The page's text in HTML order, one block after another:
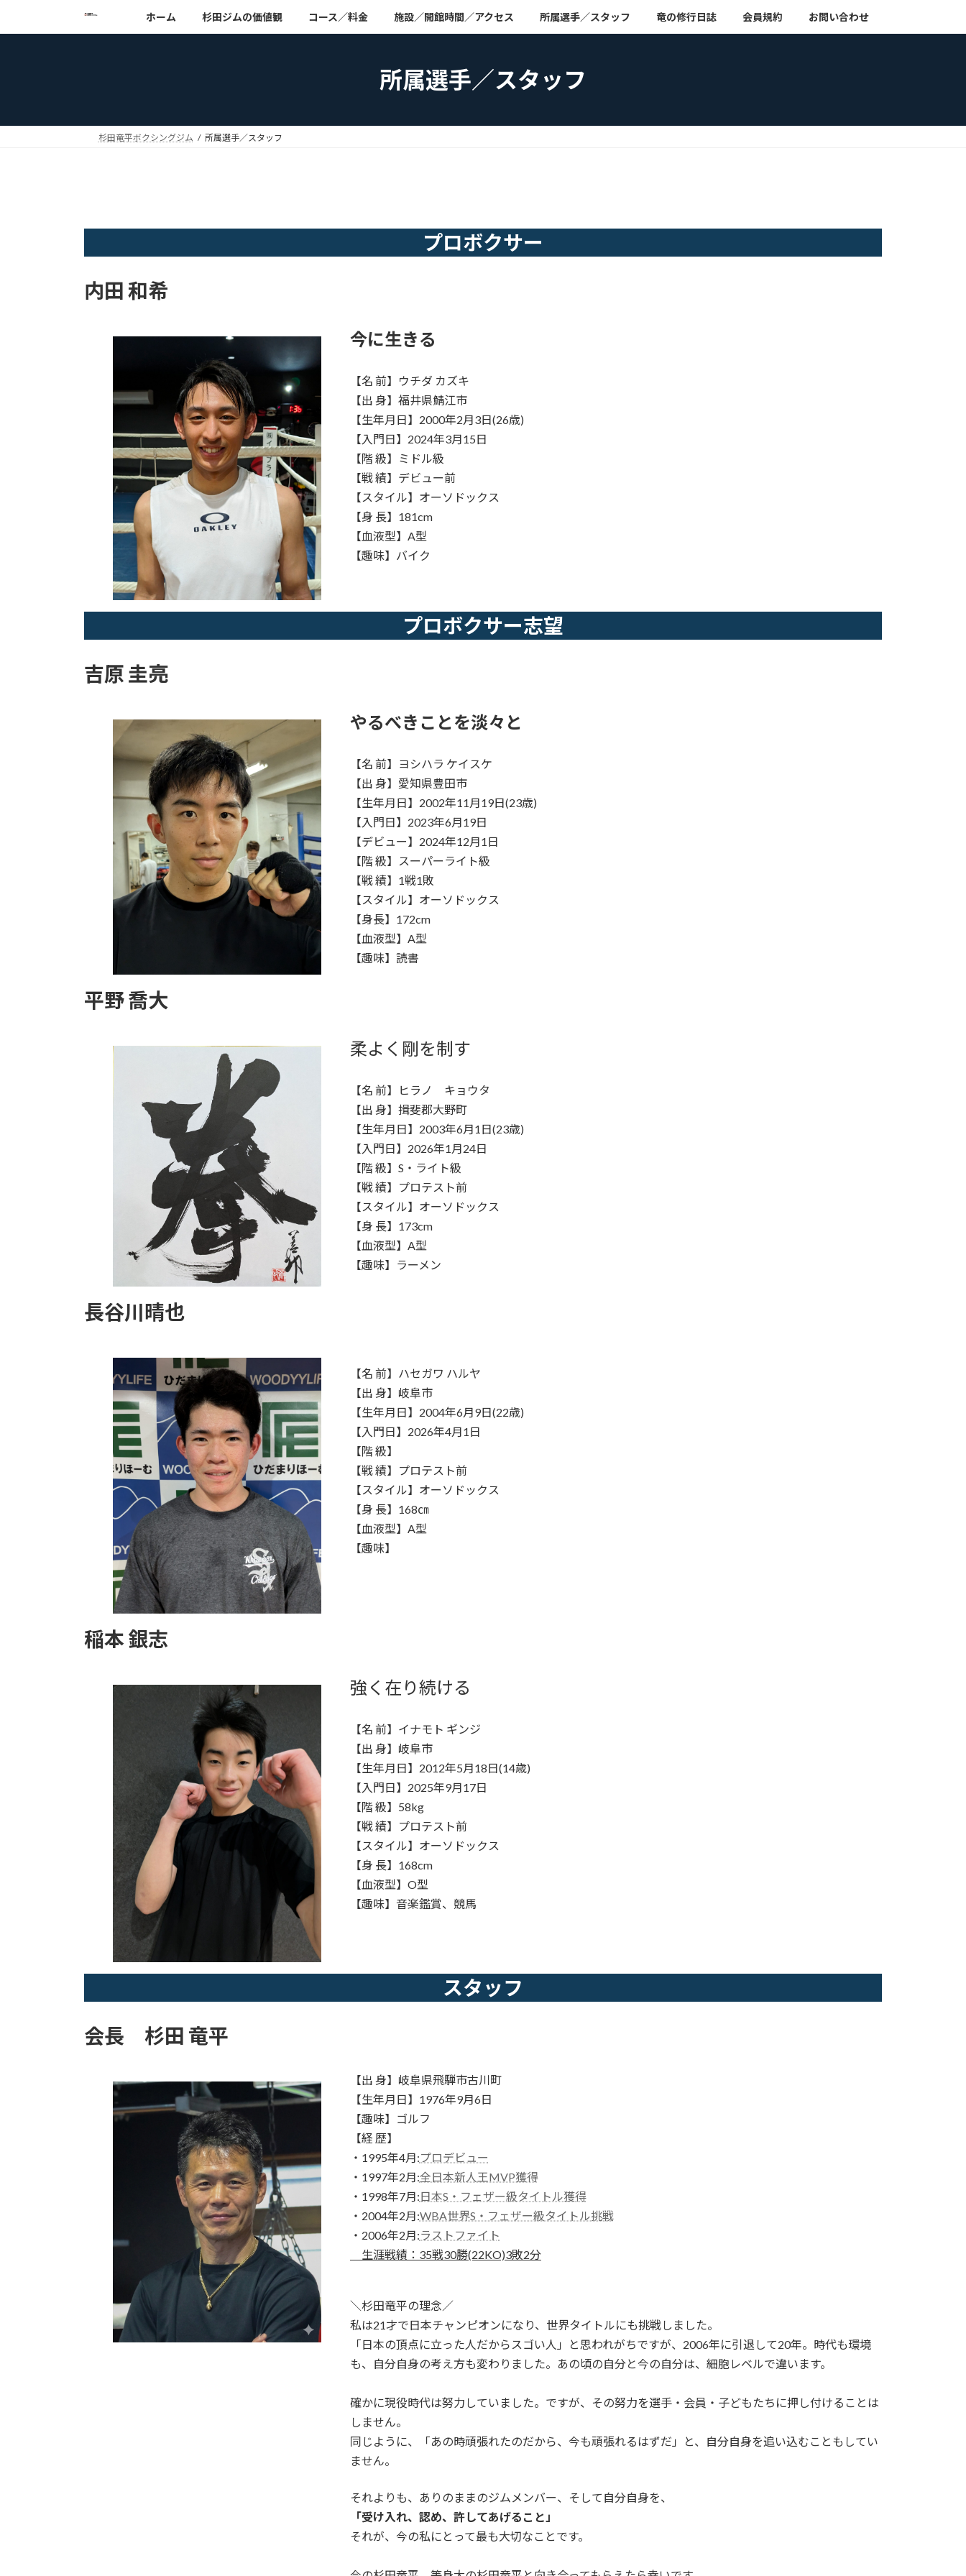
キ
に
ホーム 杉田ジムの価値観 コース／料金 施設／開館時間／アクセス 所属選手／スタッフ 竜の修行日誌 会員規約 お問い合わせ
所属選手／スタッフ
杉田竜平ボクシングジム 所属選手／スタッフ
プロボクサー
内田 和希
今に生きる
【名 前】ウチダ カズキ
【出 身】福井県鯖江市
【生年月日】2000年2月3日(26歳)
【入門日】2024年3月15日
【階 級】ミドル級
【戦 績】デビュー前
【スタイル】オーソドックス
【身 長】181cm
【血液型】A型
【趣味】バイク
プロボクサー志望
吉原 圭亮
やるべきことを淡々と
【名 前】ヨシハラ ケイスケ
【出 身】愛知県豊田市
【生年月日】2002年11月19日(23歳)
【入門日】2023年6月19日
【デビュー】2024年12月1日
【階 級】スーパーライト級
【戦 績】1戦1敗
【スタイル】オーソドックス
【身長】172cm
【血液型】A型
【趣味】読書
平野 喬大
柔よく剛を制す
【名 前】ヒラノ キョウタ
【出 身】揖斐郡大野町
【生年月日】2003年6月1日(23歳)
【入門日】2026年1月24日
【階 級】S・ライト級
【戦 績】プロテスト前
【スタイル】オーソドックス
【身 長】173cm
【血液型】A型
【趣味】ラーメン
長谷川晴也
【名 前】ハセガワ ハルヤ
【出 身】岐阜市
【生年月日】2004年6月9日(22歳)
【入門日】2026年4月1日
【階 級】
【戦 績】プロテスト前
【スタイル】オーソドックス
【身 長】168㎝
【血液型】A型
【趣味】
稲本 銀志
強く在り続ける
【名 前】イナモト ギンジ
【出 身】岐阜市
【生年月日】2012年5月18日(14歳)
【入門日】2025年9月17日
【階 級】58kg
【戦 績】プロテスト前
【スタイル】オーソドックス
【身 長】168cm
【血液型】O型
【趣味】音楽鑑賞、競馬
スタッフ
会長 杉田 竜平
【出 身】岐阜県飛騨市古川町
【生年月日】1976年9月6日
【趣味】ゴルフ
【経 歴】
・1995年4月:プロデビュー
・1997年2月:全日本新人王MVP獲得
・1998年7月:日本S・フェザー級タイトル獲得
・2004年2月:WBA世界S・フェザー級タイトル挑戦
・2006年2月:ラストファイト
生涯戦績：35戦30勝(22KO)3敗2分
＼杉田竜平の理念／
私は21才で日本チャンピオンになり、世界タイトルにも挑戦しました。
「日本の頂点に立った人だからスゴい人」と思われがちですが、2006年に引退して20年。時代も環境
も、自分自身の考え方も変わりました。あの頃の自分と今の自分は、細胞レベルで違います。
確かに現役時代は努力していました。ですが、その努力を選手・会員・子どもたちに押し付けることは
しません。
同じように、「あの時頑張れたのだから、今も頑張れるはずだ」と、自分自身を追い込むこともしてい
ません。
それよりも、ありのままのジムメンバー、そして自分自身を、
「受け入れ、認め、許してあげること」
それが、今の私にとって最も大切なことです。